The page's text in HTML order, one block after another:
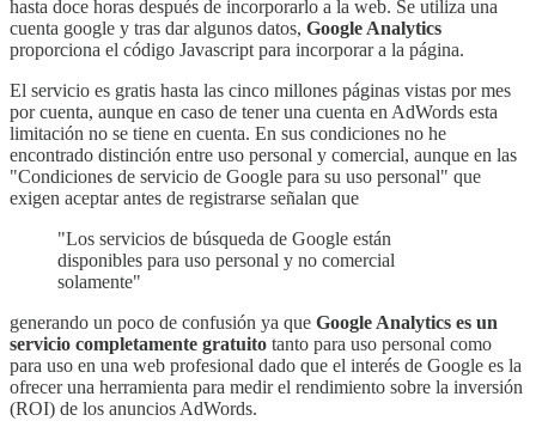
hasta doce horas después de incorporarlo a la web. Se utiliza una
cuenta google y tras dar algunos datos, Google Analytics
proporciona el código Javascript para incorporar a la página.
El servicio es gratis hasta las cinco millones páginas vistas por mes
por cuenta, aunque en caso de tener una cuenta en AdWords esta
limitación no se tiene en cuenta. En sus condiciones no he
encontrado distinción entre uso personal y comercial, aunque en las
"Condiciones de servicio de Google para su uso personal" que
exigen aceptar antes de registrarse señalan que
"Los servicios de búsqueda de Google están
disponibles para uso personal y no comercial
solamente"
generando un poco de confusión ya que Google Analytics es un
servicio completamente gratuito tanto para uso personal como
para uso en una web profesional dado que el interés de Google es la
ofrecer una herramienta para medir el rendimiento sobre la inversión
(ROI) de los anuncios AdWords.